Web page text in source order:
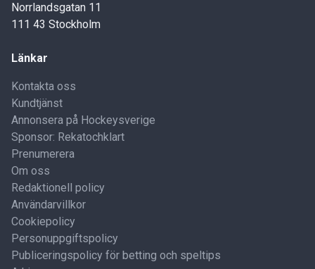
Norrlandsgatan 11
111 43 Stockholm
Länkar
Kontakta oss
Kundtjänst
Annonsera på Hockeysverige
Sponsor: Rekatochklart
Prenumerera
Om oss
Redaktionell policy
Användarvillkor
Cookiepolicy
Personuppgiftspolicy
Publiceringspolicy för betting och speltips